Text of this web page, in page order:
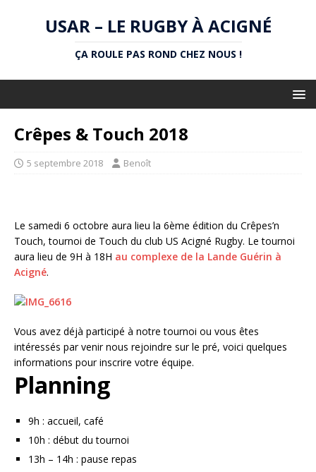
USAR – LE RUGBY À ACIGNÉ
ÇA ROULE PAS ROND CHEZ NOUS !
Crêpes & Touch 2018
5 septembre 2018 Benoît
Le samedi 6 octobre aura lieu la 6ème édition du Crêpes’n
Touch, tournoi de Touch du club US Acigné Rugby. Le tournoi
aura lieu de 9H à 18H au complexe de la Lande Guérin à
Acigné.
Vous avez déjà participé à notre tournoi ou vous êtes
intéressés par venir nous rejoindre sur le pré, voici quelques
informations pour inscrire votre équipe.
Planning
9h : accueil, café
10h : début du tournoi
13h – 14h : pause repas